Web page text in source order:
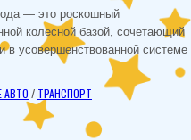
— это роскошный
колесной базой, сочетающий
в усовершенствованной системе
АВТО / ТРАНСПОРТ